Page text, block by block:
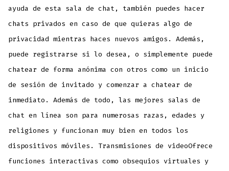
ayuda de esta sala de chat, también puedes hacer
chats privados en caso de que quieras algo de
privacidad mientras haces nuevos amigos. Además,
puede registrarse si lo desea, o simplemente puede
chatear de forma anónima con otros como un inicio
de sesión de invitado y comenzar a chatear de
inmediato. Además de todo, las mejores salas de
chat en línea son para numerosas razas, edades y
religiones y funcionan muy bien en todos los
dispositivos móviles. Transmisiones de videoOfrece
funciones interactivas como obsequios virtuales y